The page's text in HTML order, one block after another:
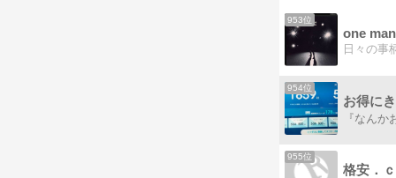
953位
one
日々の事
954位
お得に
955位
格安．